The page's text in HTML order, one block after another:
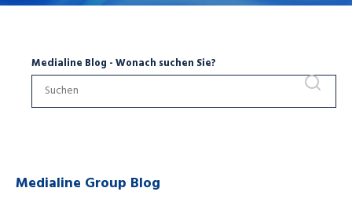
Medialine Blog - Wonach suchen Sie?
Medialine Group Blog